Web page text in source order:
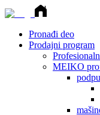
Pronađi deo
Prodajni program
MEIKO